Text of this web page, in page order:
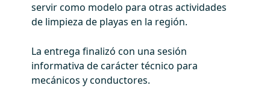
servir como modelo para otras actividades
de limpieza de playas en la región.
La entrega finalizó con una sesión
informativa de carácter técnico para
mecánicos y conductores.